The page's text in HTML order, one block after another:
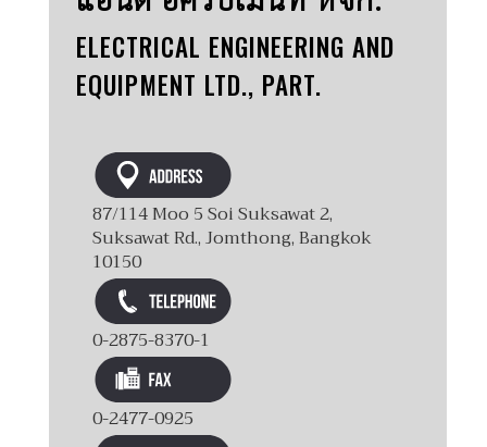
ELECTRICAL ENGINEERING AND
EQUIPMENT LTD., PART.
87/114 Moo 5 Soi Suksawat 2,
Suksawat Rd., Jomthong, Bangkok
10150
0-2875-8370-1
0-2477-0925